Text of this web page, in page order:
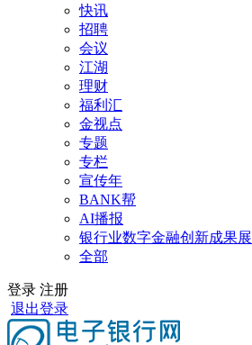
快讯
招聘
会议
江湖
理财
福利汇
金视点
专题
专栏
宣传年
BANK帮
AI播报
银行业数字金融创新成果展
全部
登录 注册
退出登录